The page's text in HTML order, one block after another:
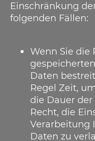
Einschränkung
folgenden Fällen:
Wenn Sie die
Daten
Regel Zeit,
die Dauer
Recht, die
Verarbeitung
Daten zu